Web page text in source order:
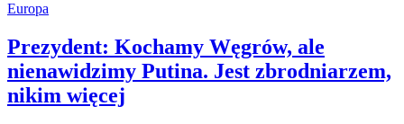
Europa
Prezydent: Kochamy Węgrów, ale
nienawidzimy Putina. Jest zbrodniarzem,
nikim więcej